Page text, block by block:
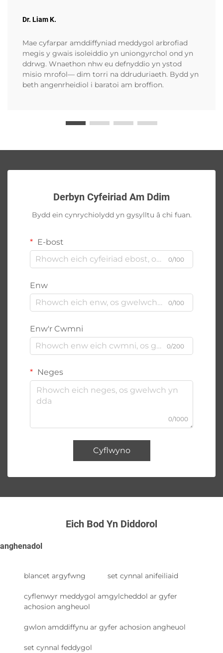
Dr. Liam K.
Mae cyfarpar amddiffyniad meddygol arbrofiad
megis y gwais isoleiddio yn uniongyrchol ond yn
ddrwg. Wnaethon nhw eu defnyddio yn ystod
misio mrofol— dim torri na ddruduriaeth. Bydd yn
beth angenrheidiol i baratoi am broffion.
Derbyn Cyfeiriad Am Ddim
Bydd ein cynrychiolydd yn gysylltu â chi fuan.
E-bost
0/100
Enw
0/100
Enw'r Cwmni
0/200
Neges
0/1000
Cyflwyno
Eich Bod Yn Diddorol
anghenadol
blancet argyfwng set cynnal anifeiliaid
cyflenwyr meddygol amgylcheddol ar gyfer
achosion angheuol
gwlon amddiffynu ar gyfer achosion angheuol
set cynnal feddygol